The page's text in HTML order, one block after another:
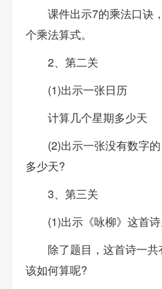
课件出示7的乘法口诀
个乘法算式。
2、第二关
(1)出示一张日历
计算几个星期多少天
(2)出示一张没有数字
多少天?
3、第三关
(1)出示《咏柳》这首诗
除了题目，这首诗一
该如何算呢?